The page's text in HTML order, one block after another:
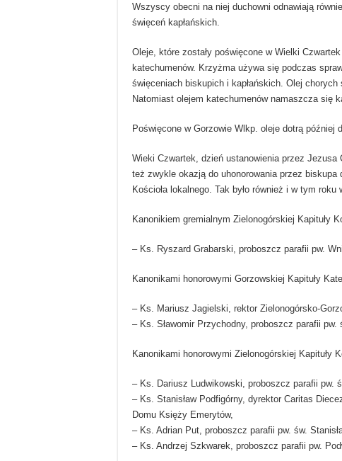
Wszyscy obecni na niej duchowni odnawiają
święceń kapłańskich.
Oleje, które zostały poświęcone w Wielki
katechumenów. Krzyżma używa się podczas
święceniach biskupich i kapłańskich. Olej
Natomiast olejem katechumenów namaszcza się
Poświęcone w Gorzowie Wlkp. oleje dotrą
Wieki Czwartek, dzień ustanowienia przez
też zwykle okazją do uhonorowania przez biskupa
Kościoła lokalnego. Tak było również i w tym
Kanonikiem gremialnym Zielonogórskiej Kapituły
– Ks. Ryszard Grabarski, proboszcz parafii pw.
Kanonikami honorowymi Gorzowskiej Kapituły
– Ks. Mariusz Jagielski, rektor Zielonogórsko-
– Ks. Sławomir Przychodny, proboszcz parafii pw.
Kanonikami honorowymi Zielonogórskiej Kapituły
– Ks. Dariusz Ludwikowski, proboszcz parafii pw.
– Ks. Stanisław Podfigórny, dyrektor Caritas
Domu Księży Emerytów,
– Ks. Adrian Put, proboszcz parafii pw. św.
– Ks. Andrzej Szkwarek, proboszcz parafii pw.